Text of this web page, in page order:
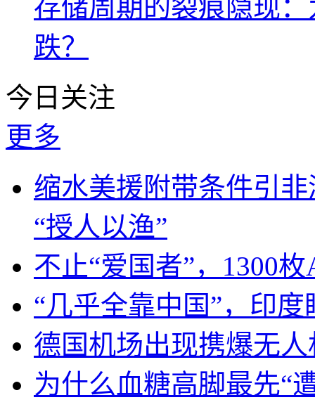
存储周期的裂痕隐现
跌？
今日关注
更多
缩水美援附带条件引
“授人以渔”
不止“爱国者”，1300
“几乎全靠中国”，印
德国机场出现携爆无
为什么血糖高脚最先“